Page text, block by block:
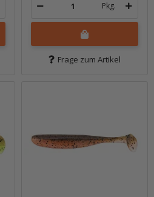
Pkg.
Frage zum Artikel